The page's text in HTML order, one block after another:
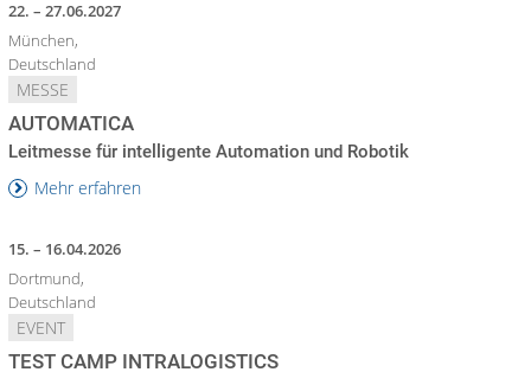
22. – 27.06.2027
München,
Deutschland
MESSE
AUTOMATICA
Leitmesse für intelligente Automation und Robotik
Mehr erfahren
15. – 16.04.2026
Dortmund,
Deutschland
EVENT
TEST CAMP INTRALOGISTICS